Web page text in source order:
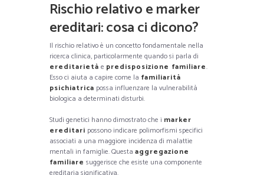
Rischio relativo e marker
ereditari: cosa ci dicono?
Il rischio relativo è un concetto fondamentale nella
ricerca clinica, particolarmente quando si parla di
ereditarietà e predisposizione familiare.
Esso ci aiuta a capire come la familiarità
psichiatrica possa influenzare la vulnerabilità
biologica a determinati disturbi.
Studi genetici hanno dimostrato che i marker
ereditari possono indicare polimorfismi specifici
associati a una maggiore incidenza di malattie
mentali in famiglie. Questa aggregazione
familiare suggerisce che esiste una componente
ereditaria significativa.